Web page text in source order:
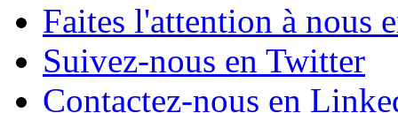
Faites l'attention à nous
Suivez-nous en Twitter
Contactez-nous en